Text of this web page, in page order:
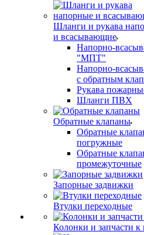
Шланги и рукава
и всасывающие
Напорно-
"МПТ"
Напорно-
с обратным
Рукава
Шланги ПВХ
Обратные клапаны
Обратные
погружные
Обратные
промежуточные
Запорные задвижки
Втулки переходные
Колонки и запчасти